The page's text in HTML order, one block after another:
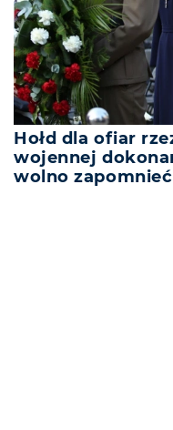
Hołd dla ofiar
wojennej
wolno zapomnieć